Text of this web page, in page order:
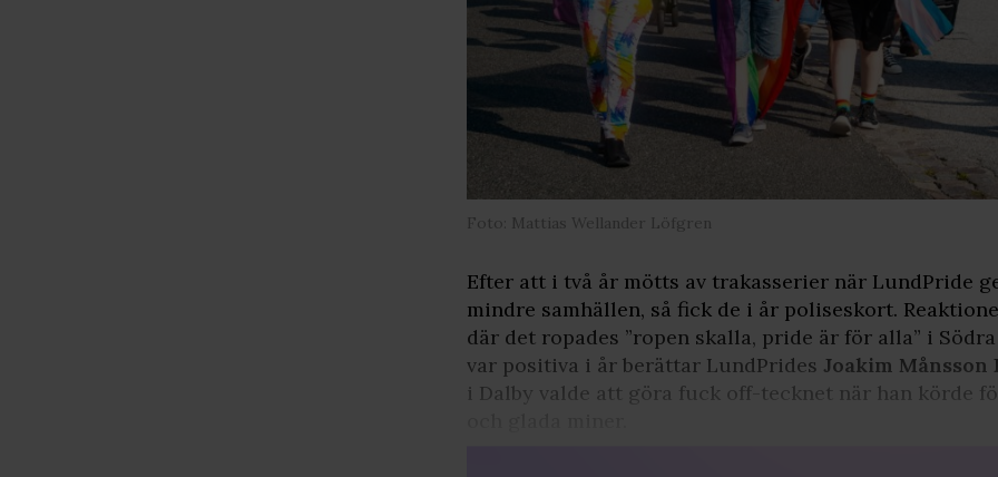
Foto: Mattias Wellander Löfgren
Efter att i två år mötts av trakasserier när LundPride
mindre samhällen, så fick de i år poliseskort.
där det ropades ”ropen skalla, pride är för alla” i
var positiva i år berättar LundPrides Joakim Månsson
i Dalby valde att göra fuck off-tecknet när han körde